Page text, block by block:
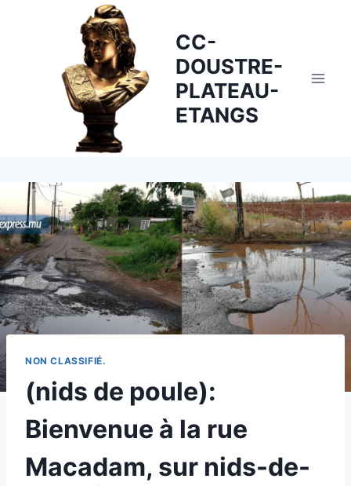
CC-
DOUSTRE-
PLATEAU-
ETANGS
NON CLASSIFIÉ.
(nids de poule):
Bienvenue à la rue
Macadam, sur nids-de-